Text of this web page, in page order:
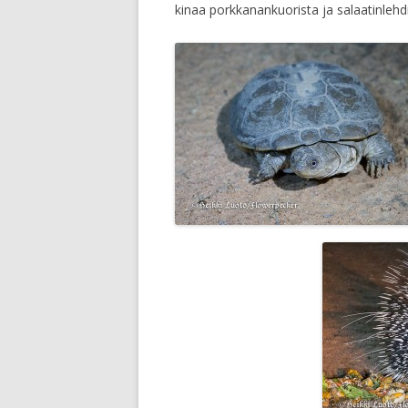
kinaa porkkanankuorista ja